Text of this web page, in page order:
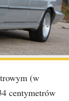
(w
centymetrów